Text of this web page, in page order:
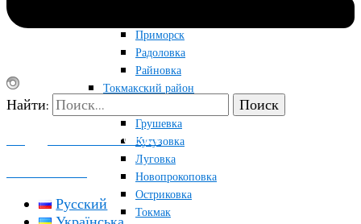
Приморск
Радоловка
Райновка
Токмакский район
Грушевка
Кутузовка
Луговка
Новопрокоповка
Остриковка
Токмак
Найти:
ПОДДЕРЖАТЬ ПРОЕКТ
Русский